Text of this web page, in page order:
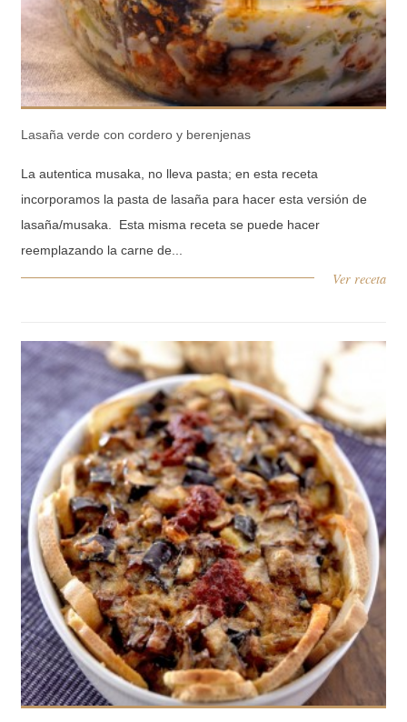
Lasaña verde con cordero y berenjenas
La autentica musaka, no lleva pasta; en esta receta
incorporamos la pasta de lasaña para hacer esta versión de
lasaña/musaka. Esta misma receta se puede hacer
reemplazando la carne de...
Ver receta